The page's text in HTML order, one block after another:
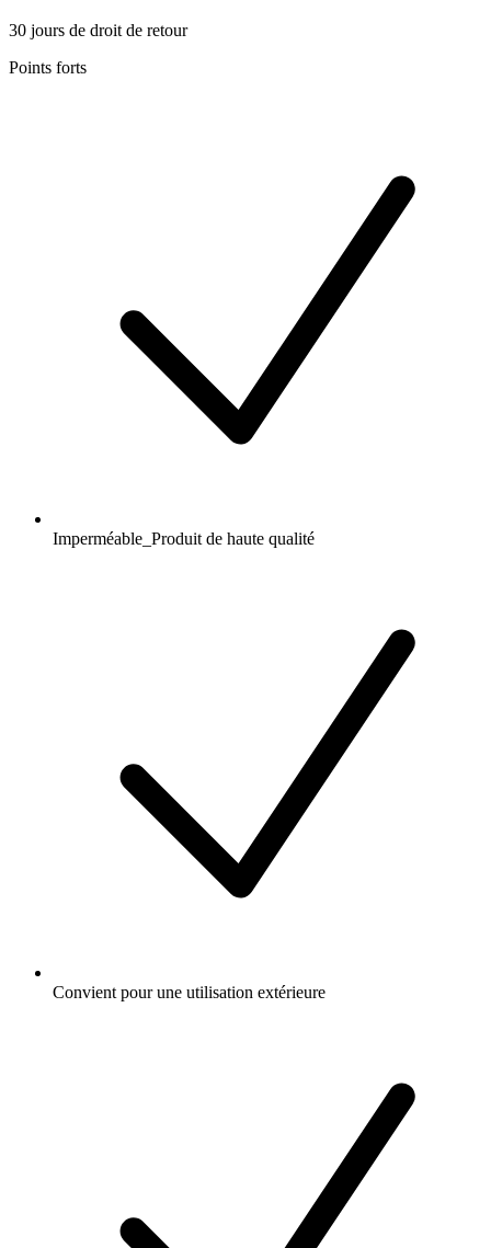
30 jours de droit de retour
Points forts
Imperméable_Produit de haute qualité
Convient pour une utilisation extérieure